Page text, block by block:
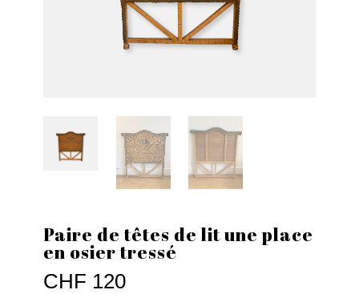
Paire de têtes de lit une place
en osier tressé
CHF 120